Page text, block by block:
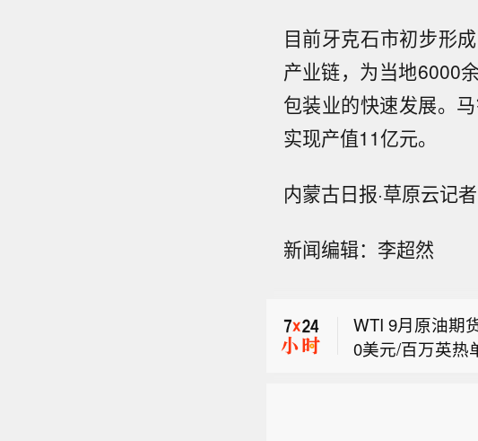
目前牙克石市初步形
产业链，为当地6000
包装业的快速发展。
实现产值11亿元。
内蒙古日报·草原云记
新闻编辑：李超然
WTI 9月原油期
0美元/百万英热